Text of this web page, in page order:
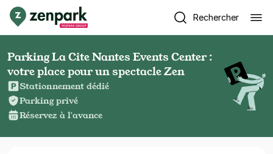
Rechercher
Parking La Cite Nantes Events Center :
votre place pour un spectacle Zen
Stationnement dédié
Parking privé
Réservez à l'avance